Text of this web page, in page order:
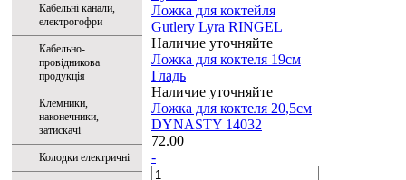
Кабельні канали,
електрогофри
Кабельно-
провідникова
продукція
Клемники,
наконечники,
затискачі
Колодки електричні
Ложка для коктейля
Gutlery Lyra RINGEL
Наличие уточняйте
Ложка для коктеля 19см
Гладь
Наличие уточняйте
Ложка для коктеля 20,5см
DYNASTY 14032
72.00
-